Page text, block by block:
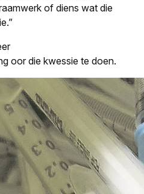
of diens wat die
oor die kwessie te doen.